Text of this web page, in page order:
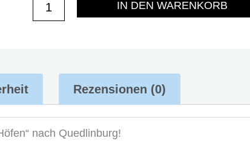
IN DEN WARENKORB
Rezensionen (0)
nach Quedlinburg!